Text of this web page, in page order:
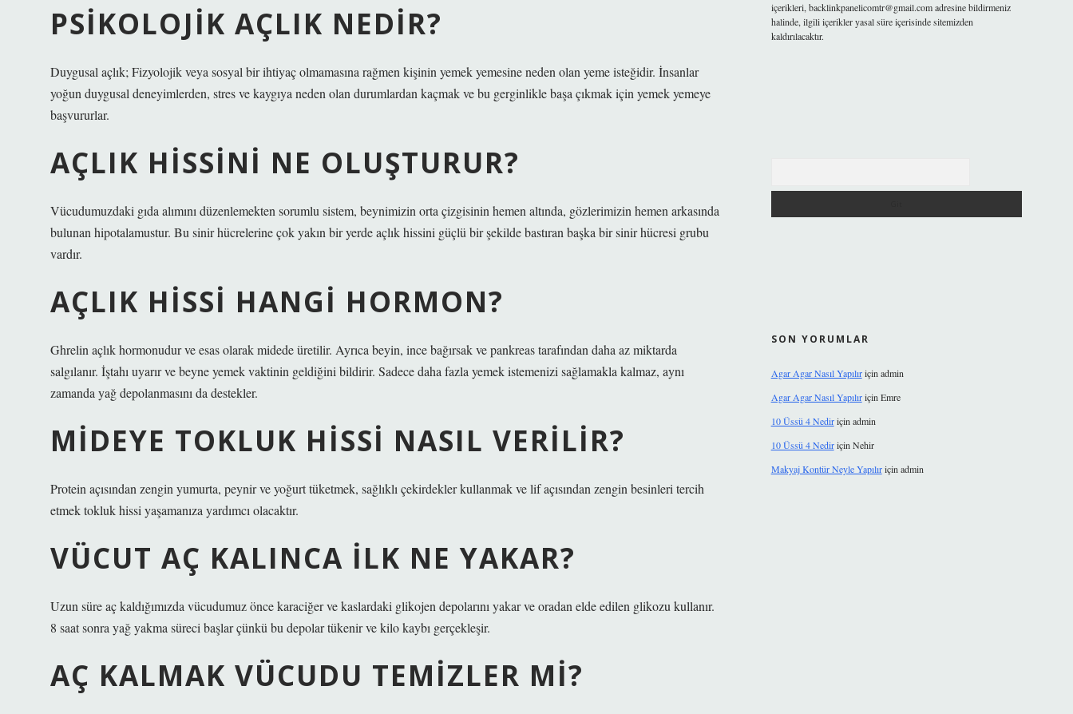
PSIKOLOJIK AÇLIK NEDIR?
Duygusal açlık; Fizyolojik veya sosyal bir ihtiyaç olmamasına rağmen kişinin yemek yemesine neden olan yeme isteğidir. İnsanlar
yoğun duygusal deneyimlerden, stres ve kaygıya neden olan durumlardan kaçmak ve bu gerginlikle başa çıkmak için yemek yemeye
başvururlar.
AÇLIK HISSINI NE OLUŞTURUR?
Vücudumuzdaki gıda alımını düzenlemekten sorumlu sistem, beynimizin orta çizgisinin hemen altında, gözlerimizin hemen arkasında
bulunan hipotalamustur. Bu sinir hücrelerine çok yakın bir yerde açlık hissini güçlü bir şekilde bastıran başka bir sinir hücresi grubu
vardır.
AÇLIK HISSI HANGI HORMON?
Ghrelin açlık hormonudur ve esas olarak midede üretilir. Ayrıca beyin, ince bağırsak ve pankreas tarafından daha az miktarda
salgılanır. İştahı uyarır ve beyne yemek vaktinin geldiğini bildirir. Sadece daha fazla yemek istemenizi sağlamakla kalmaz, aynı
zamanda yağ depolanmasını da destekler.
MIDEYE TOKLUK HISSI NASIL VERILIR?
Protein açısından zengin yumurta, peynir ve yoğurt tüketmek, sağlıklı çekirdekler kullanmak ve lif açısından zengin besinleri tercih
etmek tokluk hissi yaşamanıza yardımcı olacaktır.
VÜCUT AÇ KALINCA ILK NE YAKAR?
Uzun süre aç kaldığımızda vücudumuz önce karaciğer ve kaslardaki glikojen depolarını yakar ve oradan elde edilen glikozu kullanır.
8 saat sonra yağ yakma süreci başlar çünkü bu depolar tükenir ve kilo kaybı gerçekleşir.
AÇ KALMAK VÜCUDU TEMIZLER MI?
içerikleri, backlinkpanelicomtr@gmail.comadresine bildirmeniz
halinde, ilgili içerikler yasal süre içerisinde sitemizden
kaldırılacaktır.
SON YORUMLAR
Agar Agar Nasıl Yapılıriçin admin
Agar Agar Nasıl Yapılıriçin Emre
10 Üssü 4 Nediriçin admin
10 Üssü 4 Nediriçin Nehir
Makyaj Kontür Neyle Yapılıriçin admin